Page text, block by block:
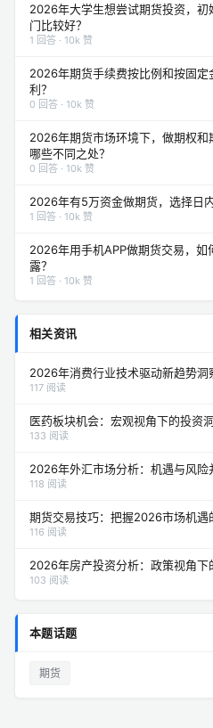
2026年大学生想尝试期货投资，
门比较好？
1 回答 · 10k 赞
2026年期货手续费按比例和按固
利？
0 回答 · 10k 赞
2026年期货市场环境下，做期权
哪些不同之处？
0 回答 · 10k 赞
2026年有5万资金做期货，选择日
1 回答 · 10k 赞
2026年用手机APP做期货交易，如
露？
1 回答 · 10k 赞
相关资讯
2026年消费行业技术驱动新趋势洞
117 阅读
医药板块机会：宏观视角下的投资
133 阅读
2026年外汇市场分析：机遇与风险
118 阅读
期货交易技巧：把握2026市场机遇
116 阅读
2026年房产投资分析：政策视角下
103 阅读
本题话题
期货